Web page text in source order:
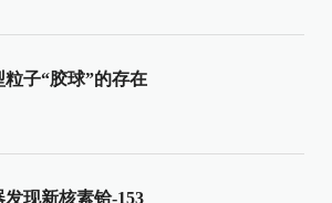
子“胶球”的存在
现新核素铪-153